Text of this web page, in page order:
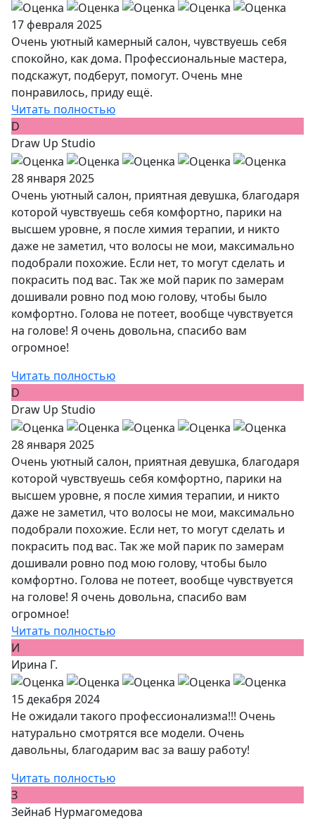
17 февраля 2025
Очень уютный камерный салон, чувствуешь себя
спокойно, как дома. Профессиональные мастера,
подскажут, подберут, помогут. Очень мне
понравилось, приду ещё.
Читать полностью
D
Draw Up Studio
28 января 2025
Очень уютный салон, приятная девушка, благодаря
которой чувствуешь себя комфортно, парики на
высшем уровне, я после химия терапии, и никто
даже не заметил, что волосы не мои, максимально
подобрали похожие. Если нет, то могут сделать и
покрасить под вас. Так же мой парик по замерам
дошивали ровно под мою голову, чтобы было
комфортно. Голова не потеет, вообще чувствуется
на голове! Я очень довольна, спасибо вам
огромное!
Читать полностью
D
Draw Up Studio
28 января 2025
Очень уютный салон, приятная девушка, благодаря
которой чувствуешь себя комфортно, парики на
высшем уровне, я после химия терапии, и никто
даже не заметил, что волосы не мои, максимально
подобрали похожие. Если нет, то могут сделать и
покрасить под вас. Так же мой парик по замерам
дошивали ровно под мою голову, чтобы было
комфортно. Голова не потеет, вообще чувствуется
на голове! Я очень довольна, спасибо вам
огромное!
Читать полностью
И
Ирина Г.
15 декабря 2024
Не ожидали такого профессионализма!!! Очень
натурально смотрятся все модели. Очень
давольны, благодарим вас за вашу работу!
Читать полностью
З
Зейнаб Нурмагомедова